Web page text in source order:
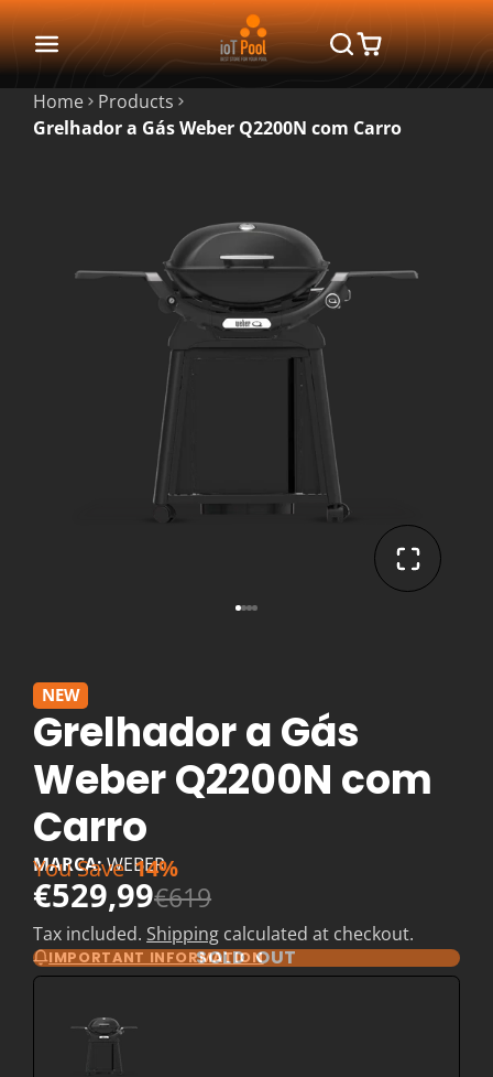
Home
Products
Grelhador a Gás Weber Q2200N com Carro
NEW
Grelhador a Gás
Weber Q2200N com
Carro
MARCA:WEBER
€529,99€619
You Save 14%
Tax included. Shipping calculated at checkout.
IMPORTANT INFORMATION
SOLD OUT